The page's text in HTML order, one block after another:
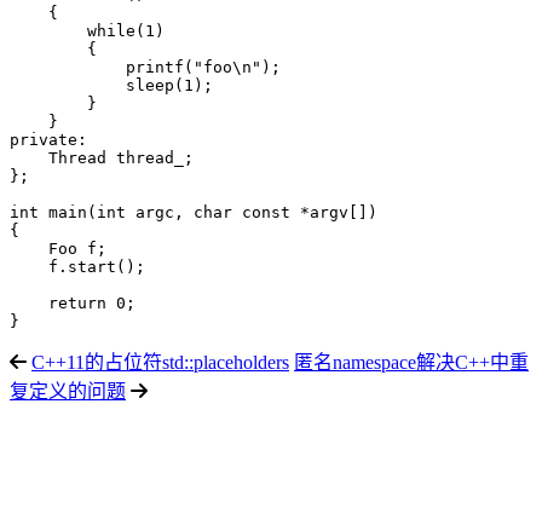
    {
        while(1)
        {
            printf("foo\n");
            sleep(1);
        }
    }
private:
    Thread thread_;
};
int main(int argc, char const *argv[])
{
    Foo f;
    f.start();
    return 0;
C++11的占位符std::placeholders 匿名namespace解决C++中重
复定义的问题